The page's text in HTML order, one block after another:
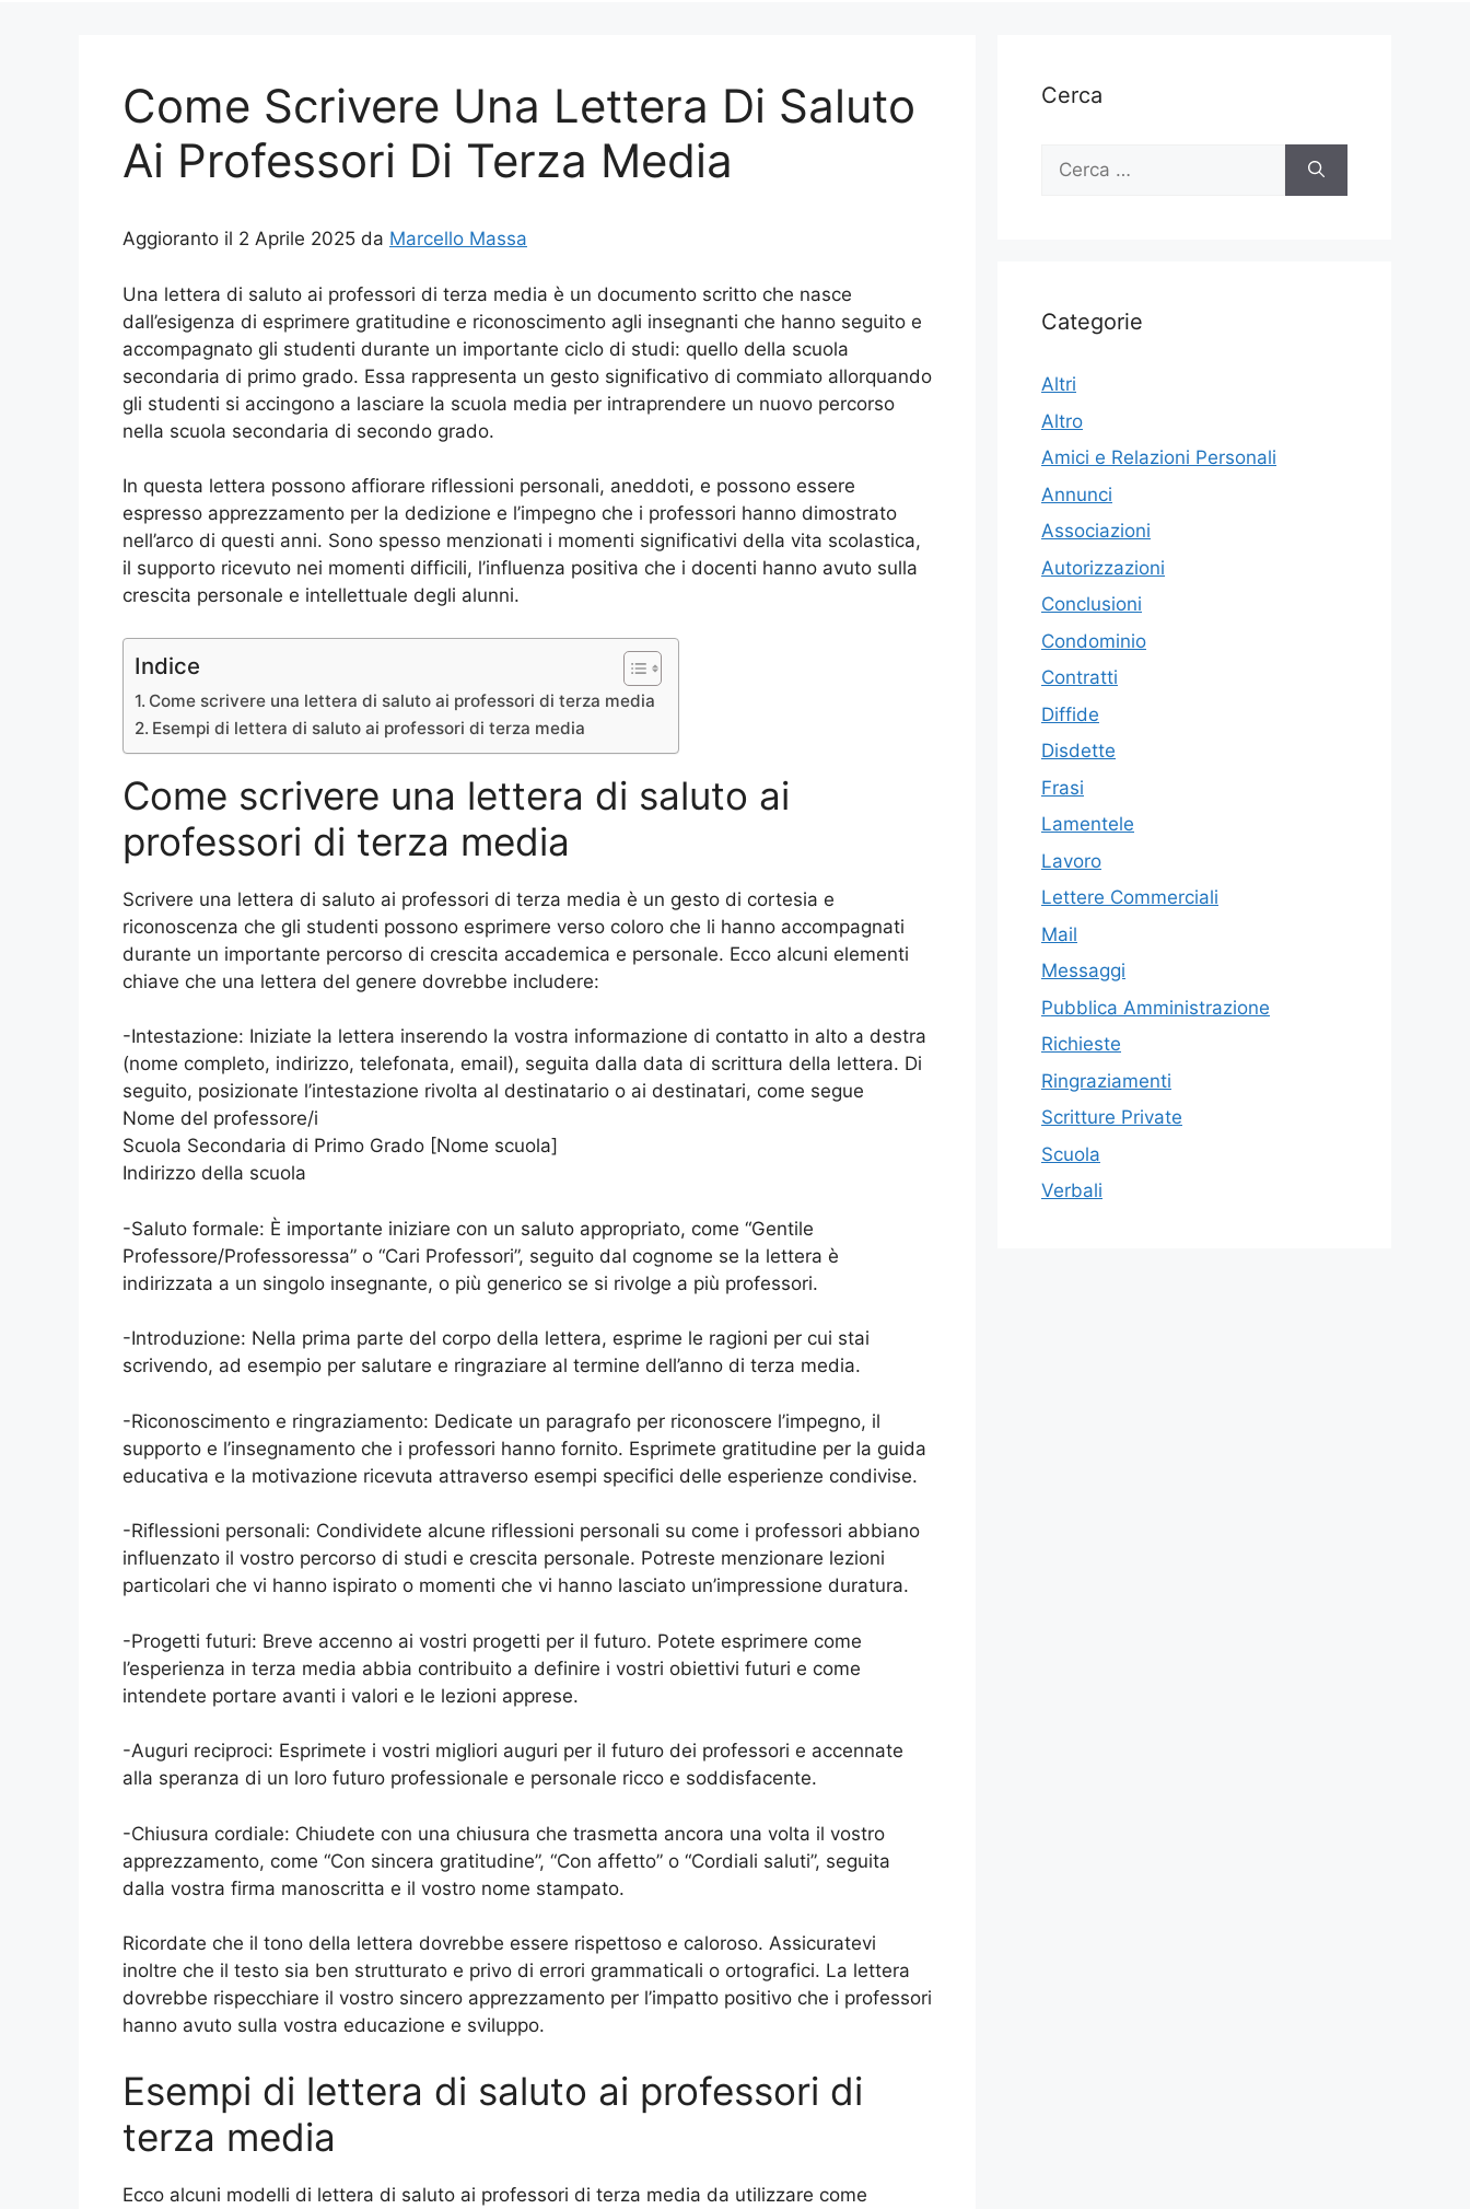
Come Scrivere Una Lettera Di Saluto
Ai Professori Di Terza Media
Aggioranto il 2 Aprile 2025 da Marcello Massa
Una lettera di saluto ai professori di terza media è un documento scritto che nasce
dall’esigenza di esprimere gratitudine e riconoscimento agli insegnanti che hanno seguito e
accompagnato gli studenti durante un importante ciclo di studi: quello della scuola
secondaria di primo grado. Essa rappresenta un gesto significativo di commiato allorquando
gli studenti si accingono a lasciare la scuola media per intraprendere un nuovo percorso
nella scuola secondaria di secondo grado.
In questa lettera possono affiorare riflessioni personali, aneddoti, e possono essere
espresso apprezzamento per la dedizione e l’impegno che i professori hanno dimostrato
nell’arco di questi anni. Sono spesso menzionati i momenti significativi della vita scolastica,
il supporto ricevuto nei momenti difficili, l’influenza positiva che i docenti hanno avuto sulla
crescita personale e intellettuale degli alunni.
Indice
Come scrivere una lettera di saluto ai professori di terza media
Esempi di lettera di saluto ai professori di terza media
Come scrivere una lettera di saluto ai
professori di terza media
Scrivere una lettera di saluto ai professori di terza media è un gesto di cortesia e
riconoscenza che gli studenti possono esprimere verso coloro che li hanno accompagnati
durante un importante percorso di crescita accademica e personale. Ecco alcuni elementi
chiave che una lettera del genere dovrebbe includere:
-Intestazione: Iniziate la lettera inserendo la vostra informazione di contatto in alto a destra
(nome completo, indirizzo, telefonata, email), seguita dalla data di scrittura della lettera. Di
seguito, posizionate l’intestazione rivolta al destinatario o ai destinatari, come segue
Nome del professore/i
Scuola Secondaria di Primo Grado [Nome scuola]
Indirizzo della scuola
-Saluto formale: È importante iniziare con un saluto appropriato, come “Gentile
Professore/Professoressa” o “Cari Professori”, seguito dal cognome se la lettera è
indirizzata a un singolo insegnante, o più generico se si rivolge a più professori.
-Introduzione: Nella prima parte del corpo della lettera, esprime le ragioni per cui stai
scrivendo, ad esempio per salutare e ringraziare al termine dell’anno di terza media.
-Riconoscimento e ringraziamento: Dedicate un paragrafo per riconoscere l’impegno, il
supporto e l’insegnamento che i professori hanno fornito. Esprimete gratitudine per la guida
educativa e la motivazione ricevuta attraverso esempi specifici delle esperienze condivise.
-Riflessioni personali: Condividete alcune riflessioni personali su come i professori abbiano
influenzato il vostro percorso di studi e crescita personale. Potreste menzionare lezioni
particolari che vi hanno ispirato o momenti che vi hanno lasciato un’impressione duratura.
-Progetti futuri: Breve accenno ai vostri progetti per il futuro. Potete esprimere come
l’esperienza in terza media abbia contribuito a definire i vostri obiettivi futuri e come
intendete portare avanti i valori e le lezioni apprese.
-Auguri reciproci: Esprimete i vostri migliori auguri per il futuro dei professori e accennate
alla speranza di un loro futuro professionale e personale ricco e soddisfacente.
-Chiusura cordiale: Chiudete con una chiusura che trasmetta ancora una volta il vostro
apprezzamento, come “Con sincera gratitudine”, “Con affetto” o “Cordiali saluti”, seguita
dalla vostra firma manoscritta e il vostro nome stampato.
Ricordate che il tono della lettera dovrebbe essere rispettoso e caloroso. Assicuratevi
inoltre che il testo sia ben strutturato e privo di errori grammaticali o ortografici. La lettera
dovrebbe rispecchiare il vostro sincero apprezzamento per l’impatto positivo che i professori
hanno avuto sulla vostra educazione e sviluppo.
Esempi di lettera di saluto ai professori di
terza media
Ecco alcuni modelli di lettera di saluto ai professori di terza media da utilizzare come
Cerca
Ricerca
Categorie
Altri
Altro
Amici e Relazioni Personali
Annunci
Associazioni
Autorizzazioni
Conclusioni
Condominio
Contratti
Diffide
Disdette
Frasi
Lamentele
Lavoro
Lettere Commerciali
Mail
Messaggi
Pubblica Amministrazione
Richieste
Ringraziamenti
Scritture Private
Scuola
Verbali